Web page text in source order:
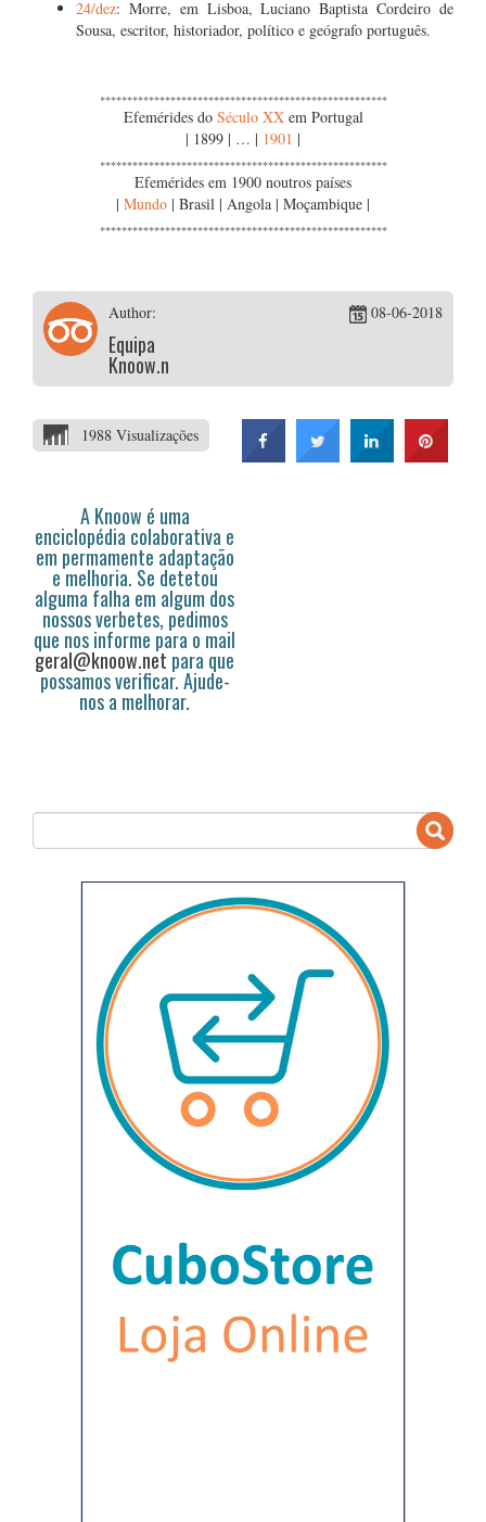
24/dez: Morre, em Lisboa, Luciano Baptista Cordeiro de
Sousa, escritor, historiador, político e geógrafo português.
*****************************************************
Efemérides do Século XXem Portugal
| 1899 | … | 1901 |
*****************************************************
Efemérides em 1900 noutros países
| Mundo | Brasil | Angola | Moçambique |
*****************************************************
Author:
Equipa
Knoow.net
08-06-2018
1988 Visualizações
A Knoow é uma
enciclopédia colaborativa e
em permamente adaptação
e melhoria. Se detetou
alguma falha em algum dos
nossos verbetes, pedimos
que nos informe para o mail
geral@knoow.net para que
possamos verificar. Ajude-
nos a melhorar.